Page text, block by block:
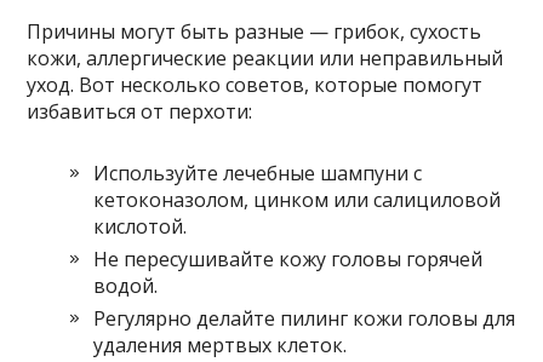
Причины могут быть разные — грибок, сухость
кожи, аллергические реакции или неправильный
уход. Вот несколько советов, которые помогут
избавиться от перхоти:
Используйте лечебные шампуни с
кетоконазолом, цинком или салициловой
кислотой.
Не пересушивайте кожу головы горячей
водой.
Регулярно делайте пилинг кожи головы для
удаления мертвых клеток.